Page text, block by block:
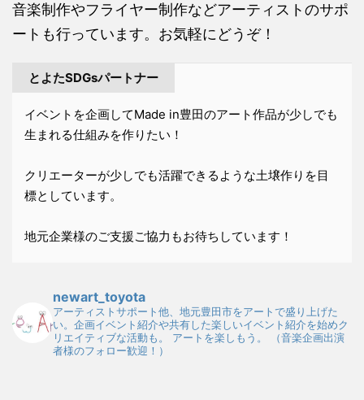
音楽制作やフライヤー制作などアーティストのサポ
ートも行っています。お気軽にどうぞ！
とよたSDGsパートナー
イベントを企画してMade in豊田のアート作品が少しでも
生まれる仕組みを作りたい！
クリエーターが少しでも活躍できるような土壌作りを目
標としています。
地元企業様のご支援ご協力もお待ちしています！
newart_toyota
アーティストサポート他、地元豊田市をアートで盛り上げた
い。企画イベント紹介や共有した楽しいイベント紹介を始めク
リエイティブな活動も。
アートを楽しもう。
（音楽企画出演
者様のフォロー歓迎！）